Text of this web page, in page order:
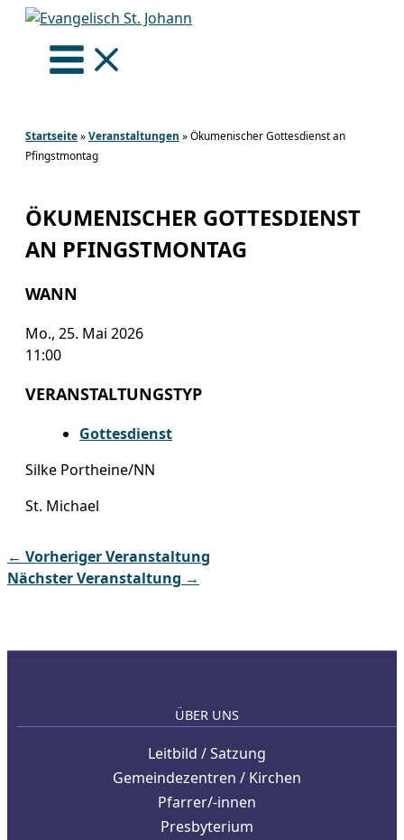
Zum
springen
Startseite»Veranstaltungen »Ökumenischer Gottesdienst an
Pfingstmontag
ÖKUMENISCHER GOTTESDIENST
AN PFINGSTMONTAG
WANN
Mo., 25. Mai 2026
11:00
VERANSTALTUNGSTYP
Gottesdienst
Silke Portheine/NN
St. Michael
← Vorheriger Veranstaltung
Nächster Veranstaltung →
ÜBER UNS
Leitbild / Satzung
Gemeindezentren / Kirchen
Pfarrer/-innen
Presbyterium